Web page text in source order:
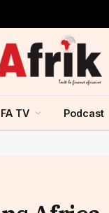
FA TV Podcast